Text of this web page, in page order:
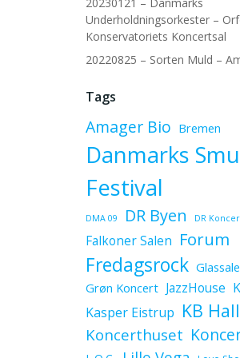
Underholdningsorkester –
Konservatoriets Koncertsal
20220825 – Sorten Muld –
Tags
Amager Bio Bremen
Danmarks
Festival
DMA 09 DR Byen DR
Falkoner Salen Forum
Fredagsrock
Grøn Koncert JazzHouse
Kasper Eistrup KB
Koncerthuset